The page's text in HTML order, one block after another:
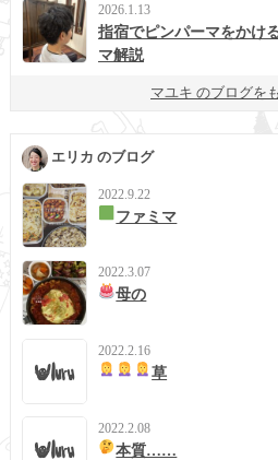
2026.1.13
指宿でピンパーマをかけ
マ解説
マユキ のブログを
エリカ のブログ
2022.9.22
ファミマ
2022.3.07
母の
2022.2.16
草
2022.2.08
本質……